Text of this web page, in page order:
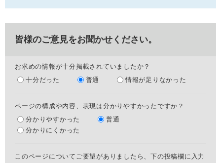
皆様のご意見をお聞かせください。
お求めの情報が十分掲載されていましたか？
十分だった
普通 情報が足りなかった
ページの構成や内容、表現は分かりやすかったですか？
分かりやすかった
普通
分かりにくかった
このページについてご要望がありましたら、下の投稿欄に入力